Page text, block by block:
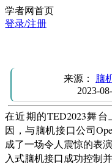
学者网首页
登录/注册
来源： 脑
2023-
在近期的TED2023舞
因，与脑机接口公司
成了一场令人震惊的表
入式脑机接口成功控制